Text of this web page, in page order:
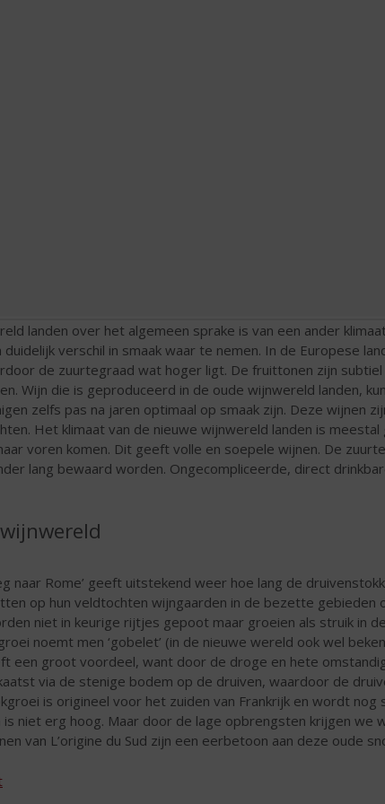
landen over het algemeen sprake is van een ander
verschil in smaak waar te nemen. In de Europese
de zuurtegraad wat hoger ligt. De fruittonen zijn subtiel
Wijn die is geproduceerd in de oude wijnwereld landen,
zelfs pas na jaren optimaal op smaak zijn. Deze wijnen
Het klimaat van de nieuwe wijnwereld landen is
voren komen. Dit geeft volle en soepele wijnen. De
lang bewaard worden. Ongecompliceerde, direct
naar Rome’ geeft uitstekend weer hoe lang de
op hun veldtochten wijngaarden in de bezette gebieden
niet in keurige rijtjes gepoot maar groeien als struik in
noemt men ‘gobelet’ (in de nieuwe wereld ook wel
een groot voordeel, want door de droge en hete
via de stenige bodem op de druiven, waardoor de
is origineel voor het zuiden van Frankrijk en wordt nog
niet erg hoog. Maar door de lage opbrengsten krijgen we
van L’origine du Sud zijn een eerbetoon aan deze oude